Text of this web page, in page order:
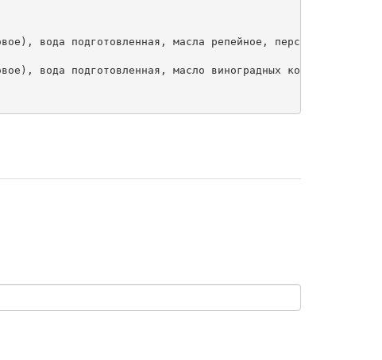
вода подготовленная, масла репейное,
вода подготовленная, масло виноградных косточек,